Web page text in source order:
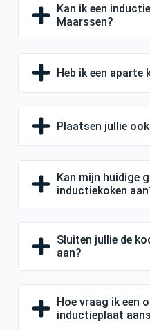
Kan ik een
Maarssen?
Heb ik een aparte
Plaatsen jullie
Kan mijn huidige
inductiekoken
Sluiten jullie de
aan?
Hoe vraag ik een
inductieplaat